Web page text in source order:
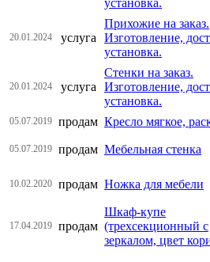
20.01.2024 услуга
Прихожие на заказ.
Изготовление,
установка.
20.01.2024 услуга
Стенки на заказ.
Изготовление,
установка.
05.07.2019 продам Кресло мягкое,
05.07.2019 продам Мебельная стенка
10.02.2020 продам Ножка для мебели
17.04.2019 продам
Шкаф-купе
(трехсекционный с
зеркалом, цвет